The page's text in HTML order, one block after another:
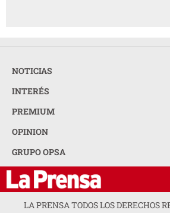
NOTICIAS
INTERÉS
PREMIUM
OPINION
GRUPO OPSA
LA PRENSA TODOS LOS DERECHOS